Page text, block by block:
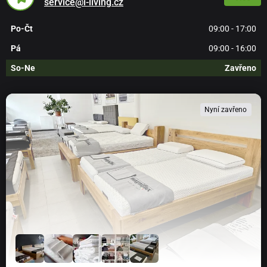
, kdy se ze
dřeva získávají pouze ty nejhezčí kusy bez kazů,
pokroucení nebo suků. Slepením bezvadných
hranoly. Moderní lepidla jsou natolik dokonalá,
že pevnost v lepeném spoji je vyšší než pevnost
ve dřevě.
bez barevného moření -
ošetřeno pouze
matným lakem, je zachována původní světle
hnědá až narůžovělá barva bukového dřeva
výška čela: 94 cm
výška k horní straně: 50 cm
místo pro rošt a matraci od horní hrany bočnice:
Po-Čt 09:00 - 17:00
Pá 09:00 - 16:00
So-Ne Zavřeno
Nyní zavřeno